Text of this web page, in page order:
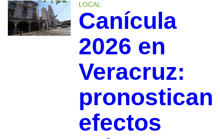
LOCAL
Canícula
2026 en
Veracruz:
pronostican
efectos